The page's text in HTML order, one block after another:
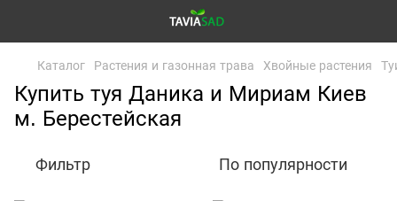
Каталог Растения и газонная трава Хвойные растения
Купить туя Даника и Мириам Киев
м. Берестейская
Фильтр По популярности